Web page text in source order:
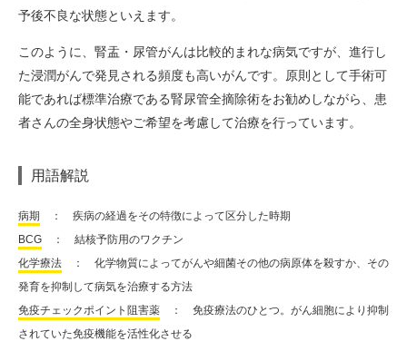
予後不良な状態といえます。
このように、腎盂・尿管がんは比較的まれな病気ですが、進行し
た浸潤がんで発見される頻度も高いがんです。原則として手術可
能であれば標準治療である腎尿管全摘除術をお勧めしながら、患
者さんの全身状態やご希望を考慮して治療を行っています。
用語解説
病期 ： 疾病の経過をその特徴によって区分した時期
BCG ： 結核予防用のワクチン
化学療法 ： 化学物質によってがんや細菌その他の病原体を殺すか、その
発育を抑制して病気を治療する方法
免疫チェックポイント阻害薬 ： 免疫療法のひとつ。がん細胞により抑制
されていた免疫機能を活性化させる